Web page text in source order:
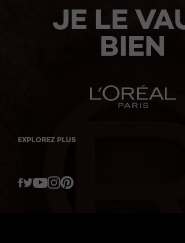
JE LE
BIEN
EXPLOREZ PLUS